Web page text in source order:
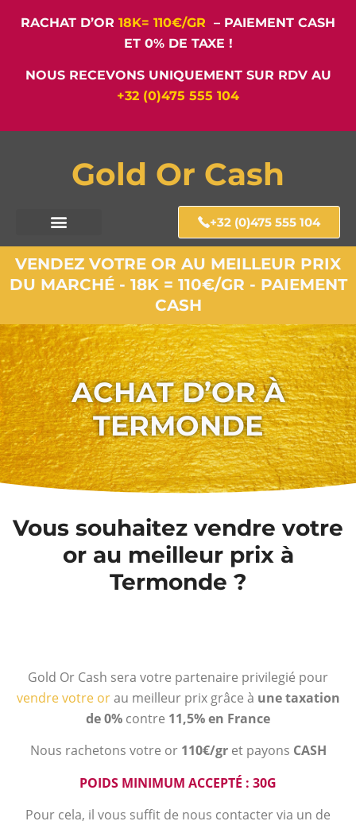
RACHAT D’OR 18K= 110€/GR – PAIEMENT CASH
ET 0% DE TAXE !
NOUS RECEVONS UNIQUEMENT SUR RDV AU
+32 (0)475 555 104
Gold Or Cash
+32 (0)475 555 104
VENDEZ VOTRE OR AU MEILLEUR PRIX
DU MARCHÉ - 18K = 110€/GR - PAIEMENT
CASH
ACHAT D’OR À
TERMONDE
Vous souhaitez vendre votre
or au meilleur prix à
Termonde ?
Gold Or Cash sera votre partenaire privilegié pour
vendre votre orau meilleur prix grâce à une taxation
de 0% contre 11,5% en France
Nous rachetons votre or 110€/gr et payons CASH
POIDS MINIMUM ACCEPTÉ : 30G
Pour cela, il vous suffit de nous contacter via un de